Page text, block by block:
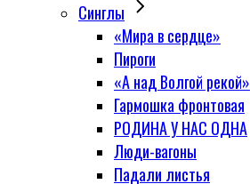
Синглы
«Мира в сердце»
Пироги
«А над Волгой рекой»
Гармошка фронтовая
РОДИНА У НАС ОДНА
Люди-вагоны
Падали листья